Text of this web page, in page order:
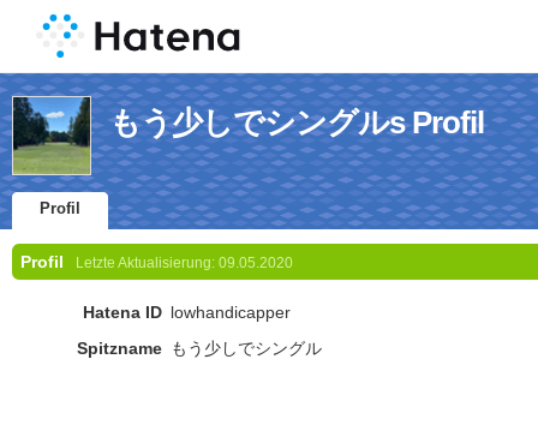
もう少しでシングルs Profil
Profil
Profil Letzte Aktualisierung: 09.05.2020
Hatena ID lowhandicapper
Spitzname もう少しでシングル